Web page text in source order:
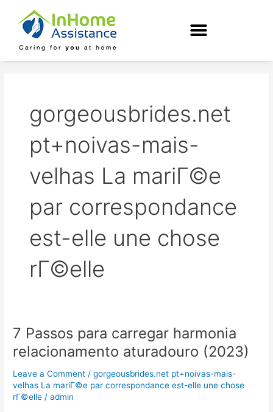
content
gorgeousbrides.net
pt+noivas-mais-
velhas La mariГ©e
par correspondance
est-elle une chose
rГ©elle
7 Passos para carregar harmonia
relacionamento aturadouro (2023)
Leave a Comment /gorgeousbrides.net pt+noivas-mais-
velhas La mariГ©e par correspondance est-elle une chose
rГ©elle /admin
7
Passos
para
carregar
harmonia
relacionamento